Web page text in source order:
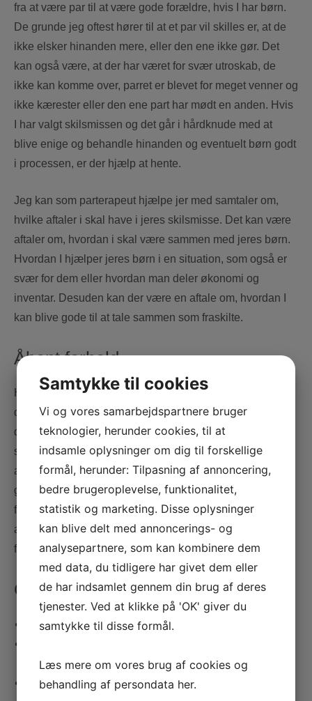
fra at være par til at være gode forældre, hvis I har børn.
De grunde jeg oftest hører til at et par vil skilles er, at de
ikke elsker hinanden mere, eller den ene ikke gør. Det
kan også være, at der har været for svær utroskab, de
ikke kan komme over, parret er blevet for meget venner og
ikke kærester eller den ene part har mødt en anden. Hvis
I har valgt skilsmissen og det går i hårdknude med at
blive enige og behandle hinanden og eventuelt børn godt
i processen, er der hjælp at hente.
Jeg kan som parterapeut hjælpe jer med samtaler om,
hvilke aftaler i skal have i jeres skilsmisse. Det kan være
aftaler om, hvordan i skal være sammen med jeres børn.
Hvordan I hjælper jeres børn i en situation, som også er
svær for dem eller hvordan man deler økonomi og
inventar. Desuden kan der være en aftale om, hvordan I
kan blive gode til at tale sammen som fraskilte.
Åbent forhold
Hvis du/I lever i et åbent forhold og har probelemer med
det i forhold til jalousi, usikkerhed eller kontraktbrud, kan
det gså være en god i de at tale med en
sexolog/parterapeut. Det kan også være at I eller ønsker
at prøve at have et åbent forhold. Der er mange måder at
gøre det på, og mange sten der skal vendes før
forholdskontrakten er på plads. jeg kan hjælpe med at
afklare om I begge ønsker og at klar til at være i et åbent
forhold, samt at få jeres kontrakt på plads.
Gode råd
Giv din partner plads til at være sig selv.
selv, og at det ikke har noget med ham/hende at gøre.
Find på et fælles projekt. F.eks. plant noget i haven
Samtykke til cookies
Vi og vores samarbejdspartnere bruger
teknologier, herunder cookies, til at
indsamle oplysninger om dig til forskellige
formål, herunder: Tilpasning af annoncering,
bedre brugeroplevelse, funktionalitet,
statistik og marketing. Disse oplysninger
kan blive delt med annoncerings- og
analysepartnere, som kan kombinere dem
med data, du tidligere har givet dem eller
de har indsamlet gennem din brug af deres
tjenester. Ved at klikke på 'OK' giver du
samtykke til disse formål.
Læs mere om vores brug af cookies og
behandling af persondata her.